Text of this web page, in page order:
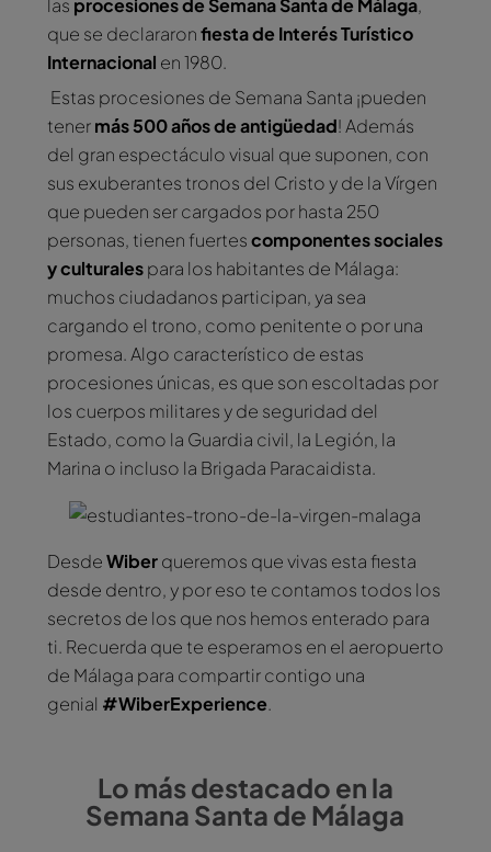
las procesiones de Semana Santa de Málaga,
que se declararonfiesta de Interés Turístico
Internacional en 1980.
Estas procesiones de Semana Santa ¡pueden
tenermás 500 años de antigüedad! Además
del gran espectáculo visual que suponen, con
sus exuberantes tronos del Cristo y de la Vírgen
que pueden ser cargados por hasta 250
personas, tienen fuertescomponentes sociales
y culturalespara los habitantes de Málaga:
muchos ciudadanos participan, ya sea
cargando el trono, como penitente o por una
promesa. Algo característico de estas
procesiones únicas, es que son escoltadas por
los cuerpos militares y de seguridad del
Estado, como la Guardia civil, la Legión, la
Marina o incluso la Brigada Paracaidista.
DesdeWiberqueremos que vivas esta fiesta
desde dentro, y por eso te contamos todos los
secretos de los que nos hemos enterado para
ti. Recuerda que te esperamos en el aeropuerto
de Málaga para compartir contigo una
genial #WiberExperience.
Lo más destacado en la
Semana Santa de Málaga